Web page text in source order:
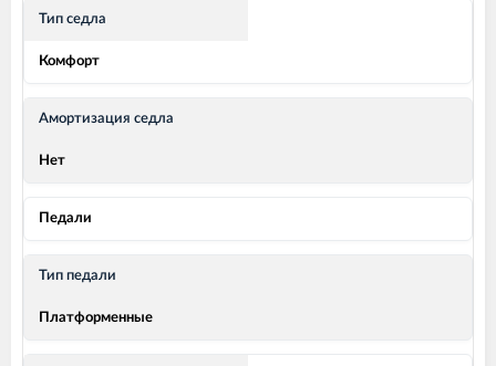
Тип седла
Комфорт
Амортизация седла
Нет
Педали
Тип педали
Платформенные